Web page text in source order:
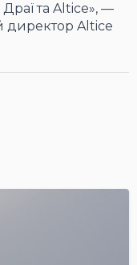
та Altice», —
директор Altice